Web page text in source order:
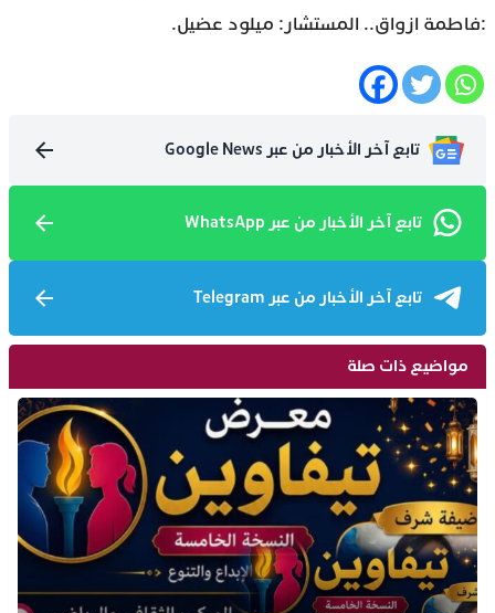
:فاطمة ازواق.. المستشار: ميلود عضيل.
تابع آخر الأخبار من عبر Google News
تابع آخر الأخبار من عبر WhatsApp
تابع آخر الأخبار من عبر Telegram
مواضيع ذات صلة